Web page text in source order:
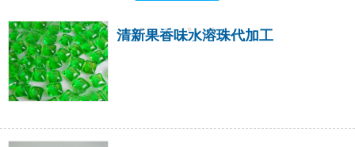
清新果香味水溶珠代加工